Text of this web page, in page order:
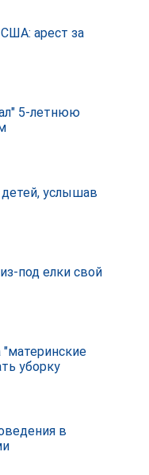
арест за
5-летнюю
услышав
под елки свой
уборку
в